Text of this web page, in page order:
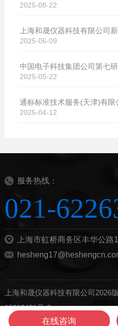
2025-08-22
上海和晟仪器科技有限公司
2025-06-09
2025-05-22
2025-04-12
服务热线：
021-
上海市虹桥商务区丰华公路
上海和晟仪器科技有限公司2026
10012421号-8
管理登陆
技术支持： 化工仪器网
在线咨询